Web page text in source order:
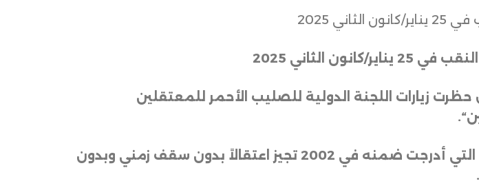
2025
2025
حظرت زيارات اللجنة الدولية للصليب الأحمر للمعتقلين
“.
وبحسب القانون الاسرائيلي فان فئة “المقاتلين غير الشرعيين” التي أدرجت ضمنه في 2002 تجيز اعتقالاً بدون سقف زمني وبدون
.